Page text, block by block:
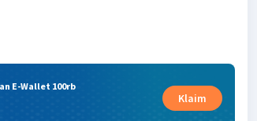
E-Wallet 100rb
Klaim